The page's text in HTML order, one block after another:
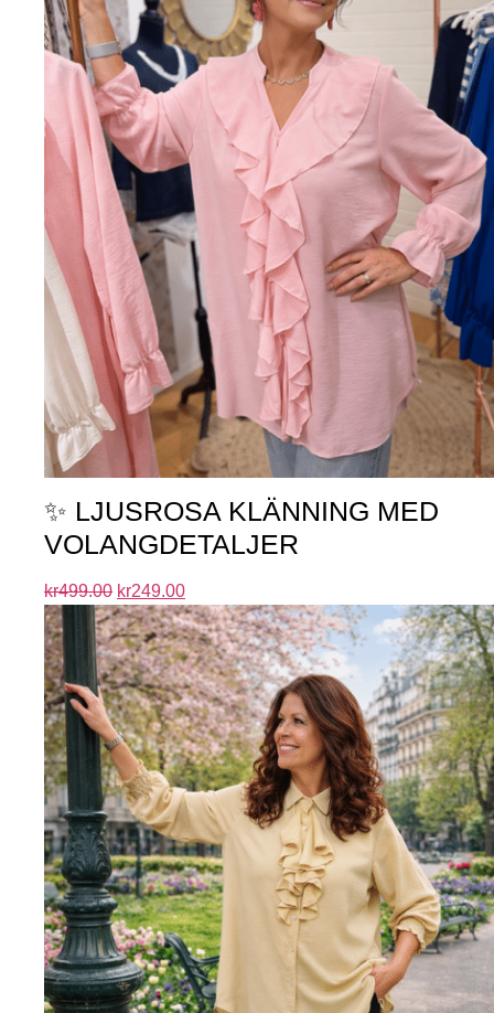
✨ LJUSROSA KLÄNNING MED
VOLANGDETALJER
kr499.00 kr249.00